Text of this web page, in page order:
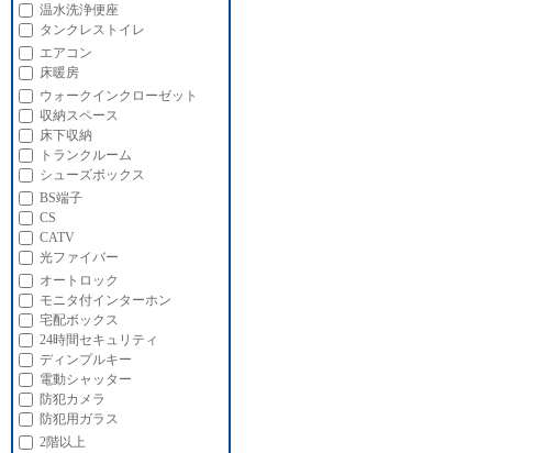
温水洗浄便座
タンクレストイレ
エアコン
床暖房
ウォークインクローゼット
収納スペース
床下収納
トランクルーム
シューズボックス
BS端子
CS
CATV
光ファイバー
オートロック
モニタ付インターホン
宅配ボックス
24時間セキュリティ
ディンプルキー
電動シャッター
防犯カメラ
防犯用ガラス
2階以上